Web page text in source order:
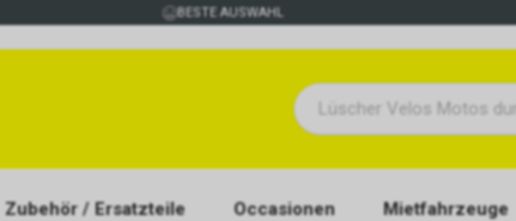
BESTE AUSWAHL
Zubehör / Ersatzteile Occasionen Mietfahrzeuge